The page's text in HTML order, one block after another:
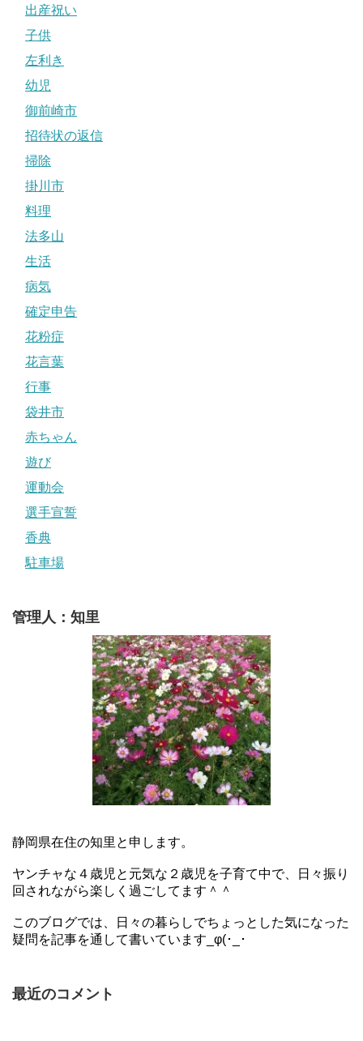
出産祝い
子供
左利き
幼児
御前崎市
招待状の返信
掃除
掛川市
料理
法多山
生活
病気
確定申告
花粉症
花言葉
行事
袋井市
赤ちゃん
遊び
運動会
選手宣誓
香典
駐車場
管理人：知里
静岡県在住の知里と申します。
ヤンチャな４歳児と元気な２歳児を子育て中で、日々振り
回されながら楽しく過ごしてます＾＾
このブログでは、日々の暮らしでちょっとした気になった
疑問を記事を通して書いています_φ(･_･
最近のコメント